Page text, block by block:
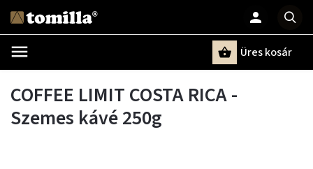
Üres kosár
COFFEE LIMIT COSTA RICA -
Szemes kávé 250g